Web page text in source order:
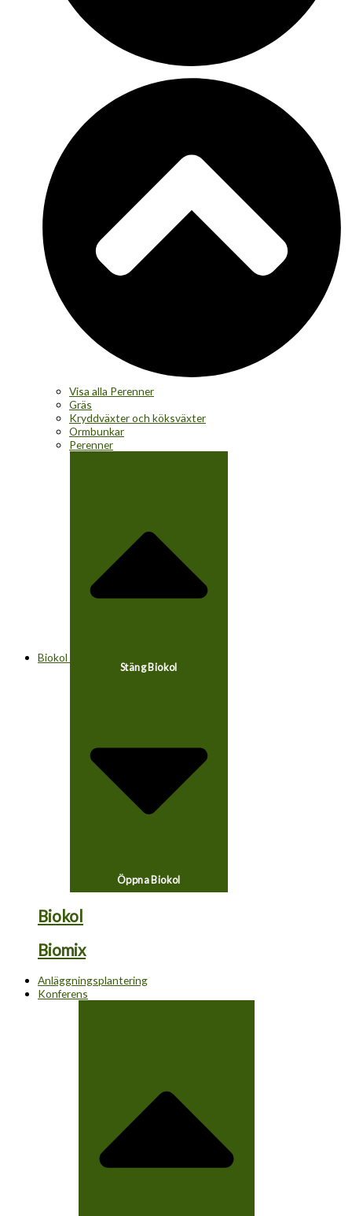
Visa alla Perenner
Gräs
Kryddväxter och köksväxter
Ormbunkar
Perenner
Biokol
Stäng Biokol
Öppna Biokol
Biokol
Biomix
Anläggningsplantering
Konferens